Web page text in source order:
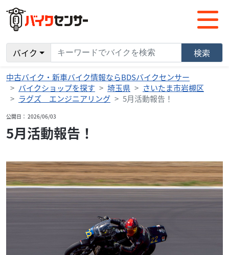
バイク 検索
中古バイク・新車バイク情報ならBDSバイクセンサー
バイクショップを探す
埼玉県
さいたま市岩槻区
ラグズ エンジニアリング
5月活動報告！
公開日： 2026/06/03
5月活動報告！